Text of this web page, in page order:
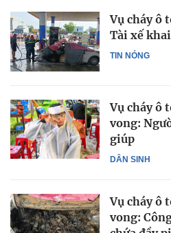
TIN NÓNG
Vụ cháy ô
Tài xế
DÂN SINH
Vụ cháy ô
vong:
giúp
Vụ cháy ô
vong: